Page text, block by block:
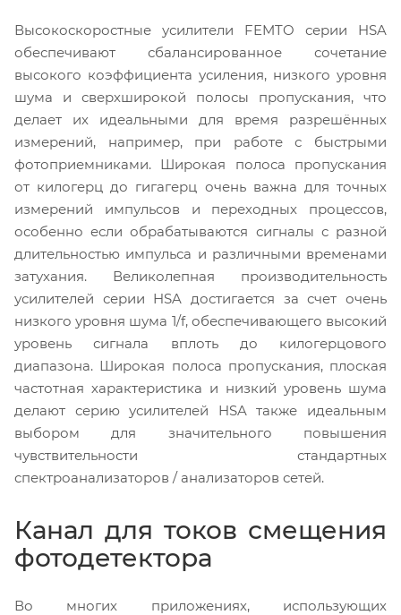
Высокоскоростные усилители FEMTO серии HSA
обеспечивают сбалансированное сочетание
высокого коэффициента усиления, низкого уровня
шума и сверхширокой полосы пропускания, что
делает их идеальными для время разрешённых
измерений, например, при работе с быстрыми
фотоприемниками. Широкая полоса пропускания
от килогерц до гигагерц очень важна для точных
измерений импульсов и переходных процессов,
особенно если обрабатываются сигналы с разной
длительностью импульса и различными временами
затухания. Великолепная производительность
усилителей серии HSA достигается за счет очень
низкого уровня шума 1/f, обеспечивающего высокий
уровень сигнала вплоть до килогерцового
диапазона. Широкая полоса пропускания, плоская
частотная характеристика и низкий уровень шума
делают серию усилителей HSA также идеальным
выбором для значительного повышения
чувствительности стандартных
спектроанализаторов / анализаторов сетей.
Канал для токов смещения
фотодетектора
Во многих приложениях, использующих